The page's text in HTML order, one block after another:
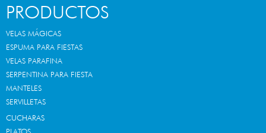
PRODUCTOS
VELAS MÁGICAS
ESPUMA PARA FIESTAS
VELAS PARAFINA
SERPENTINA PARA FIESTA
MANTELES
SERVILLETAS
CUCHARAS
PLATOS